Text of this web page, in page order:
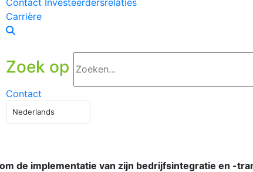
Contact Investeerdersrelaties
Carrière
Zoek op
Contact
Nederlands
de implementatie van zijn bedrijfsintegratie en -